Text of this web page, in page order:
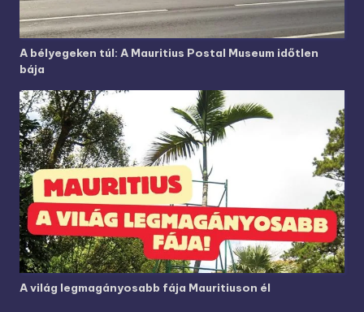
A bélyegeken túl: A Mauritius Postal Museum időtlen
bája
A világ legmagányosabb fája Mauritiuson él